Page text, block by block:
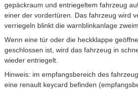
gepäckraum und entriegeltem fahrzeug
einer der vordertüren. Das fahrzeug wird
verriegeln blinkt die warnblinkanlage
Wenn eine tür oder die heckklappe
geschlossen ist, wird das fahrzeug in
wieder entriegelt.
Hinweis: im empfangsbereich des
eine renault keycard befinden